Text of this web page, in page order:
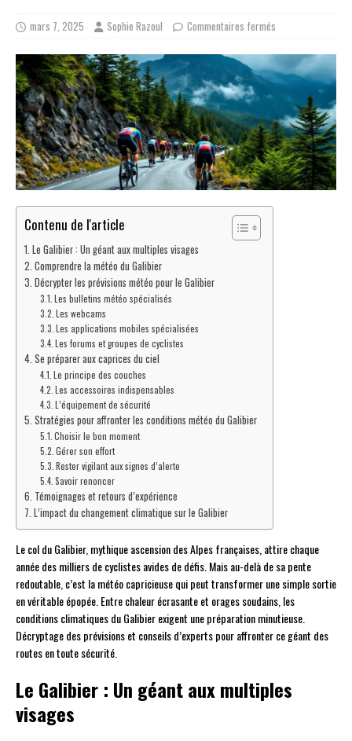
mars 7, 2025 Sophie Razoul Commentaires fermés
Contenu de l'article
Le Galibier : Un géant aux multiples visages
Comprendre la météo du Galibier
Décrypter les prévisions météo pour le Galibier
Les bulletins météo spécialisés
Les webcams
Les applications mobiles spécialisées
Les forums et groupes de cyclistes
Se préparer aux caprices du ciel
Le principe des couches
Les accessoires indispensables
L’équipement de sécurité
Stratégies pour affronter les conditions météo du Galibier
Choisir le bon moment
Gérer son effort
Rester vigilant aux signes d’alerte
Savoir renoncer
Témoignages et retours d’expérience
L’impact du changement climatique sur le Galibier
Le col du Galibier, mythique ascension des Alpes françaises, attire chaque
année des milliers de cyclistes avides de défis. Mais au-delà de sa pente
redoutable, c’est la météo capricieuse qui peut transformer une simple sortie
en véritable épopée. Entre chaleur écrasante et orages soudains, les
conditions climatiques du Galibier exigent une préparation minutieuse.
Décryptage des prévisions et conseils d’experts pour affronter ce géant des
routes en toute sécurité.
Le Galibier : Un géant aux multiples
visages